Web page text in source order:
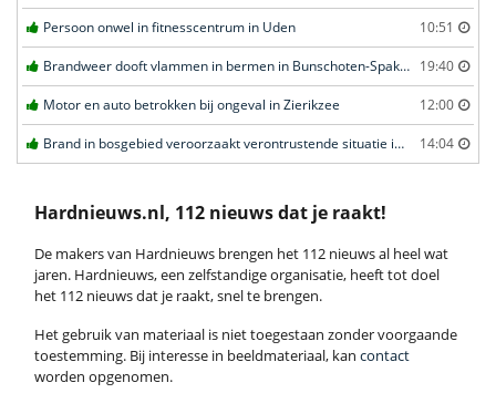
Persoon onwel in fitnesscentrum in Uden 10:51
Brandweer dooft vlammen in bermen in Bunschoten-Spakenburg 19:40
Motor en auto betrokken bij ongeval in Zierikzee 12:00
Brand in bosgebied veroorzaakt verontrustende situatie in Schaijk 14:04
Hardnieuws.nl, 112 nieuws dat je raakt!
De makers van Hardnieuws brengen het 112 nieuws al heel wat
jaren. Hardnieuws, een zelfstandige organisatie, heeft tot doel
het 112 nieuws dat je raakt, snel te brengen.
Het gebruik van materiaal is niet toegestaan zonder voorgaande
toestemming. Bij interesse in beeldmateriaal, kan contact
worden opgenomen.